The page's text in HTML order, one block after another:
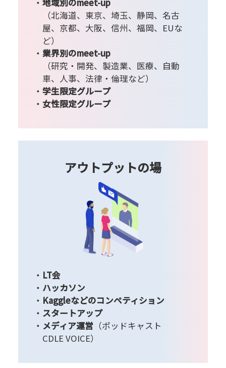
地域別のmeet-up
（北海道、東京、埼玉、静岡、名古
屋、京都、大阪、信州、福岡、EUな
ど）
業界別のmeet-up
（研究・開発、製造業、医療、自動
車、人事、法律・倫理など）
学生限定グループ
女性限定グループ
アウトプットの場
LT会
ハッカソン
Kaggleなどのコンペティション
スタートアップ
メディア運営（ポッドキャスト
CDLE VOICE）